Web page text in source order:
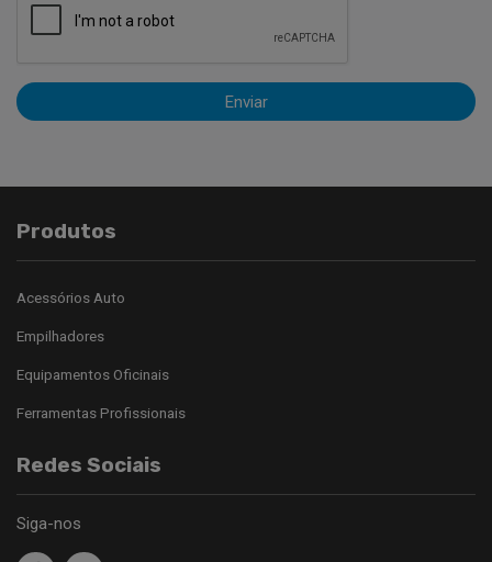
Enviar
Produtos
Acessórios Auto
Empilhadores
Equipamentos Oficinais
Ferramentas Profissionais
Redes Sociais
Siga-nos